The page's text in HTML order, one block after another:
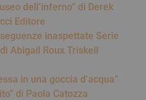
dell’inferno” di Derek
Editore
inaspettate Serie
Abigail Roux Triskell
in una goccia d’acqua”
di Paola Catozza